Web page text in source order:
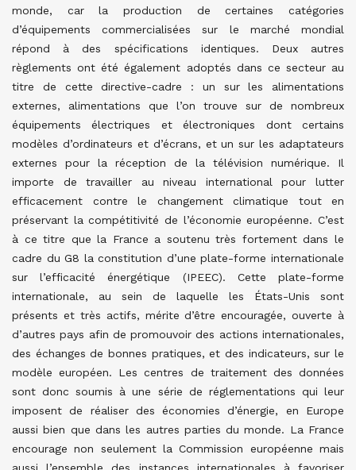
monde, car la production de certaines catégories
d’équipements commercialisées sur le marché mondial
répond à des spécifications identiques. Deux autres
règlements ont été également adoptés dans ce secteur au
titre de cette directive-cadre : un sur les alimentations
externes, alimentations que l’on trouve sur de nombreux
équipements électriques et électroniques dont certains
modèles d’ordinateurs et d’écrans, et un sur les adaptateurs
externes pour la réception de la télévision numérique. Il
importe de travailler au niveau international pour lutter
efficacement contre le changement climatique tout en
préservant la compétitivité de l’économie européenne. C’est
à ce titre que la France a soutenu très fortement dans le
cadre du G8 la constitution d’une plate-forme internationale
sur l’efficacité énergétique (IPEEC). Cette plate-forme
internationale, au sein de laquelle les États-Unis sont
présents et très actifs, mérite d’être encouragée, ouverte à
d’autres pays afin de promouvoir des actions internationales,
des échanges de bonnes pratiques, et des indicateurs, sur le
modèle européen. Les centres de traitement des données
sont donc soumis à une série de réglementations qui leur
imposent de réaliser des économies d’énergie, en Europe
aussi bien que dans les autres parties du monde. La France
encourage non seulement la Commission européenne mais